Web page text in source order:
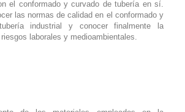
el conformado y curvado de tubería en sí.
las normas de calidad en el conformado y
industrial y conocer finalmente la
laborales y medioambientales.